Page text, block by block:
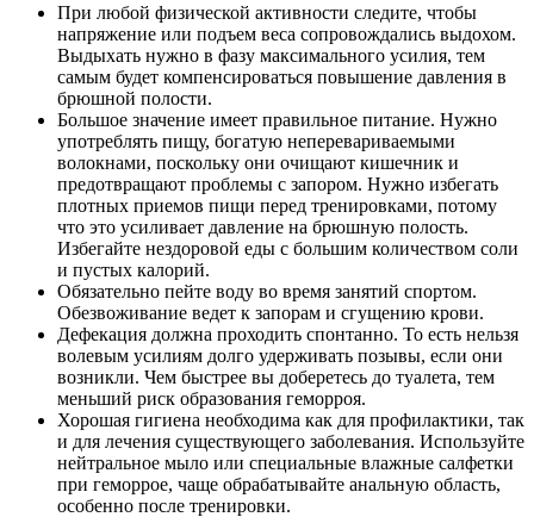
При любой физической активности следите, чтобы
напряжение или подъем веса сопровождались выдохом.
Выдыхать нужно в фазу максимального усилия, тем
самым будет компенсироваться повышение давления в
брюшной полости.
Большое значение имеет правильное питание. Нужно
употреблять пищу, богатую неперевариваемыми
волокнами, поскольку они очищают кишечник и
предотвращают проблемы с запором. Нужно избегать
плотных приемов пищи перед тренировками, потому
что это усиливает давление на брюшную полость.
Избегайте нездоровой еды с большим количеством соли
и пустых калорий.
Обязательно пейте воду во время занятий спортом.
Обезвоживание ведет к запорам и сгущению крови.
Дефекация должна проходить спонтанно. То есть нельзя
волевым усилиям долго удерживать позывы, если они
возникли. Чем быстрее вы доберетесь до туалета, тем
меньший риск образования геморроя.
Хорошая гигиена необходима как для профилактики, так
и для лечения существующего заболевания. Используйте
нейтральное мыло или специальные влажные салфетки
при геморрое, чаще обрабатывайте анальную область,
особенно после тренировки.